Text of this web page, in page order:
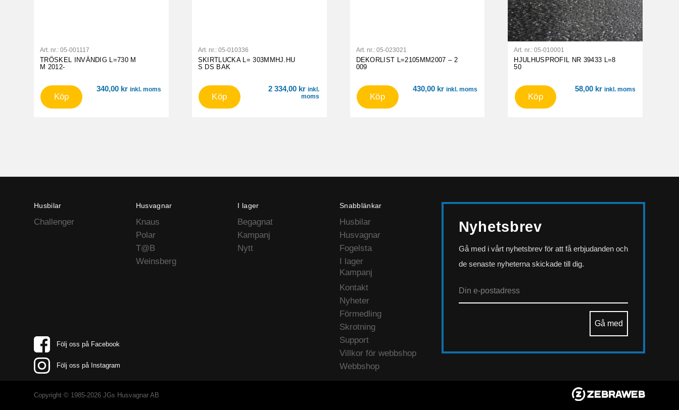
Art. nr.: 05-001117
TRÖSKEL INVÄNDIG L=730 M
M 2012-
340,00 kr inkl. moms
Köp
Art. nr.: 05-010336
SKIRTLUCKA L= 303MMHJ.HU
S DS BAK
2 334,00 kr inkl.
moms
Köp
Art. nr.: 05-023021
DEKORLIST L=2105MM2007 – 2
009
430,00 kr inkl. moms
Köp
Art. nr.:05-010001
HJULHUSPROFIL NR 39433 L=8
50
58,00 kr inkl. moms
Köp
Husbilar
Challenger
Husvagnar
Knaus
Polar
T@B
Weinsberg
I lager
Begagnat
Kampanj
Nytt
Snabblänkar
Husbilar
Husvagnar
Fogelsta
I lager
Kampanj
Kontakt
Nyheter
Förmedling
Skrotning
Support
Villkor för webbshop
Webbshop
Följ oss på Facebook
Följ oss på Instagram
Nyhetsbrev
Gå med i vårt nyhetsbrev för att få erbjudanden och
de senaste nyheterna skickade till dig.
Copyright © 1985-2026 JGs Husvagnar AB